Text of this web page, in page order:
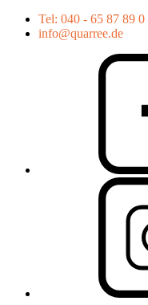
Tel: 040 - 65 87 89 0
info@quarree.de